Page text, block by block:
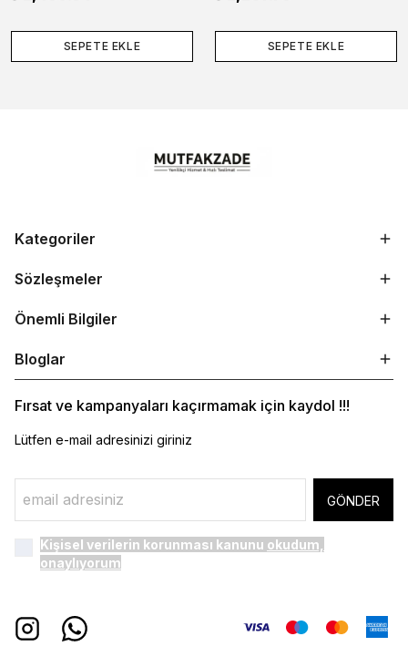
SEPETE EKLE SEPETE EKLE
Kategoriler
Sözleşmeler
Önemli Bilgiler
Bloglar
Fırsat ve kampanyaları kaçırmamak için kaydol !!!
Lütfen e-mail adresinizi giriniz
GÖNDER
Kişisel verilerin korunması kanunu okudum,
onaylıyorum